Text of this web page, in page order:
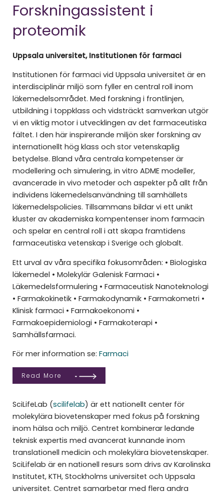
Forskningassistent i
proteomik
Uppsala universitet, Institutionen för farmaci
Institutionen för farmaci vid Uppsala universitet är en
interdisciplinär miljö som fyller en central roll inom
läkemedelsområdet. Med forskning i frontlinjen,
utbildning i toppklass och vidsträckt samverkan utgör
vi en viktig motor i utvecklingen av det farmaceutiska
fältet. I den här inspirerande miljön sker forskning av
internationellt hög klass och stor vetenskaplig
betydelse. Bland våra centrala kompetenser är
modellering och simulering, in vitro ADME modeller,
avancerade in vivo metoder och aspekter på allt från
individens läkemedelsanvändning till samhällets
läkemedelspolicies. Tillsammans bildar vi ett unikt
kluster av akademiska kompentenser inom farmacin
och spelar en central roll i att skapa framtidens
farmaceutiska vetenskap i Sverige och globalt.
Ett urval av våra specifika fokusområden: • Biologiska
läkemedel • Molekylär Galenisk Farmaci •
Läkemedelsformulering • Farmaceutisk Nanoteknologi
• Farmakokinetik • Farmakodynamik • Farmakometri •
Klinisk farmaci • Farmakoekonomi •
Farmakoepidemiologi • Farmakoterapi •
Samhällsfarmaci.
För mer information se: Farmaci
Read More
SciLifeLab (scilifelab) är ett nationellt center för
molekylära biovetenskaper med fokus på forskning
inom hälsa och miljö. Centret kombinerar ledande
teknisk expertis med avancerat kunnande inom
translationell medicin och molekylära biovetenskaper.
SciLifelab är en nationell resurs som drivs av Karolinska
Institutet, KTH, Stockholms universitet och Uppsala
universitet. Centret samarbetar med flera andra